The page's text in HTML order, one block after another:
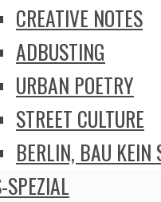
CREATIVE NOTES
ADBUSTING
URBAN POETRY
STREET CULTURE
BERLIN, BAU KEIN
SPEZIAL